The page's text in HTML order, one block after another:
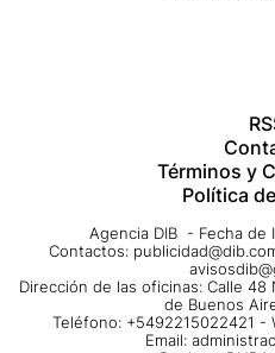
Términos y
Política
Agencia DIB - Fecha de
Contactos:
Dirección de las oficinas: Calle 48
de Buenos
Teléfono: +5492215022421 -
Email: